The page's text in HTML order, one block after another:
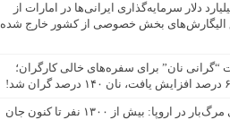
میلیارد دلار سرمایه‌گذاری ایرانی‌ها در امارات از
الیگارش‌های بخش خصوصی از کشور خارج شده
“گرانی نان” برای سفره‌های خالی کارگران؛
گرمای مرگ‌بار در اروپا: بیش از ۱۳۰۰ نفر تا کنون جان